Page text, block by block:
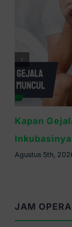
Waspada
Tangan, Ini
Agustus 4th,
JAM